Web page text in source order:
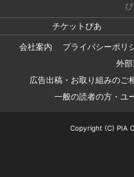
チケットぴあ
会社案内
プライバシーポリ
外
広告出稿・お取り組みのご
一般の読者の方・ユ
Copyright (C) PIA